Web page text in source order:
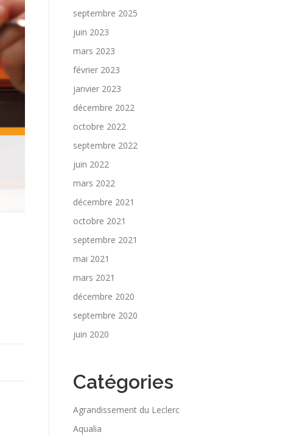
septembre 2025
juin 2023
mars 2023
février 2023
janvier 2023
décembre 2022
octobre 2022
septembre 2022
juin 2022
mars 2022
décembre 2021
octobre 2021
septembre 2021
mai 2021
mars 2021
décembre 2020
septembre 2020
juin 2020
Catégories
Agrandissement du Leclerc
Aqualia